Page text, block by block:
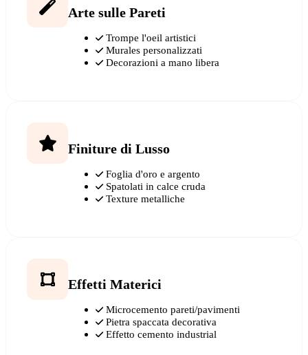
Arte sulle Pareti
Trompe l'oeil artistici
Murales personalizzati
Decorazioni a mano libera
Finiture di Lusso
Foglia d'oro e argento
Spatolati in calce cruda
Texture metalliche
Effetti Materici
Microcemento pareti/pavimenti
Pietra spaccata decorativa
Effetto cemento industrial